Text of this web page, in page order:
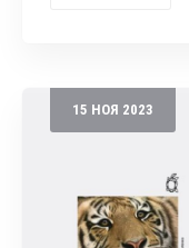
15 НОЯ 2023